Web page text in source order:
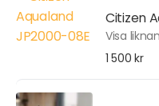
Citizen
Visa
1 500 kr